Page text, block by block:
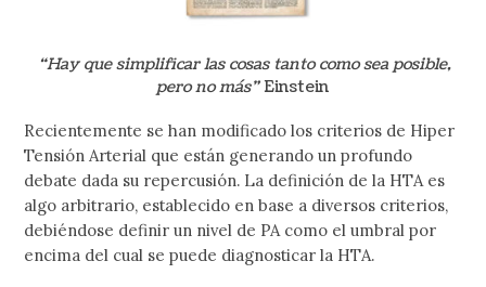
“Hay que simplificar las cosas tanto como sea posible,
pero no más”Einstein
Recientemente se han modificado los criterios de Hiper
Tensión Arterial que están generando un profundo
debate dada su repercusión. La definición de la HTA es
algo arbitrario, establecido en base a diversos criterios,
debiéndose definir un nivel de PA como el umbral por
encima del cual se puede diagnosticar la HTA.